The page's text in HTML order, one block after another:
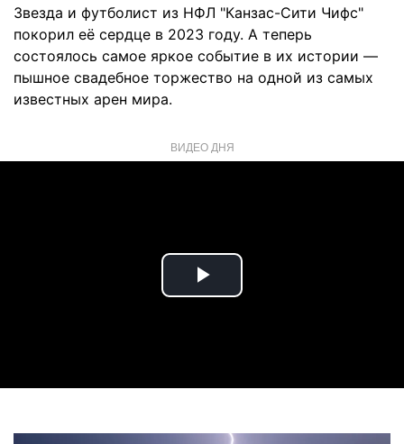
Звезда и футболист из НФЛ "Канзас-Сити Чифс"
покорил её сердце в 2023 году. А теперь
состоялось самое яркое событие в их истории —
пышное свадебное торжество на одной из самых
известных арен мира.
ВИДЕО ДНЯ
Play